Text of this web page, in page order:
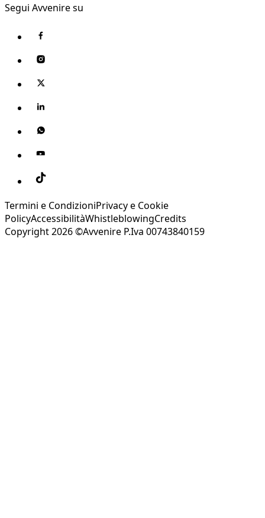
Segui Avvenire su
Termini e CondizioniPrivacy e Cookie
PolicyAccessibilitàWhistleblowingCredits
Copyright 2026 ©Avvenire P.Iva 00743840159